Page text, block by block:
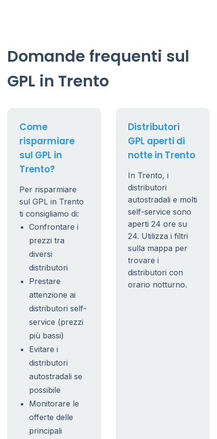
Domande frequenti sul
GPL in Trento
Come
risparmiare
sul GPL in
Trento?
Per risparmiare
sul GPL in Trento
ti consigliamo di:
Confrontare i
prezzi tra
diversi
distributori
Prestare
attenzione ai
distributori self-
service (prezzi
più bassi)
Evitare i
distributori
autostradali se
possibile
Monitorare le
offerte delle
principali
Distributori
GPL aperti di
notte in Trento
In Trento, i
distributori
autostradali e molti
self-service sono
aperti 24 ore su
24. Utilizza i filtri
sulla mappa per
trovare i
distributori con
orario notturno.